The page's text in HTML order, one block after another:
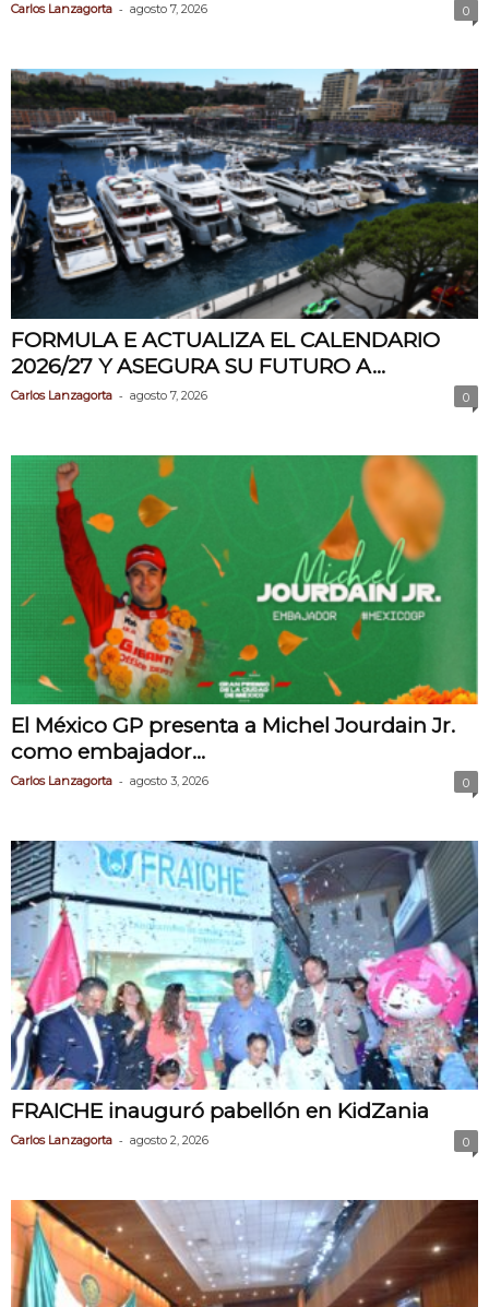
Carlos Lanzagorta - agosto 7, 2026 0
FORMULA E ACTUALIZA EL CALENDARIO
2026/27 Y ASEGURA SU FUTURO A...
Carlos Lanzagorta - agosto 7, 2026 0
El México GP presenta a Michel Jourdain Jr.
como embajador...
Carlos Lanzagorta - agosto 3, 2026 0
FRAICHE inauguró pabellón en KidZania
Carlos Lanzagorta - agosto 2, 2026 0